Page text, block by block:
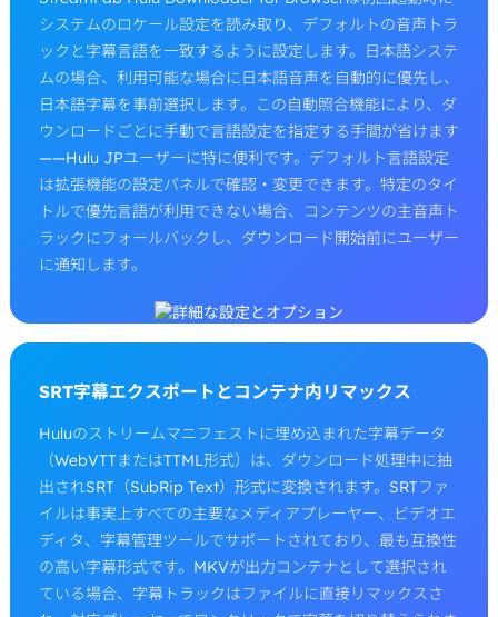
システムのロケール設定を読み取り、デフォルトの音声トラ
ックと字幕言語を一致するように設定します。日本語システ
ムの場合、利用可能な場合に日本語音声を自動的に優先し、
日本語字幕を事前選択します。この自動照合機能により、ダ
ウンロードごとに手動で言語設定を指定する手間が省けます
——Hulu JPユーザーに特に便利です。デフォルト言語設定
は拡張機能の設定パネルで確認・変更できます。特定のタイ
トルで優先言語が利用できない場合、コンテンツの主音声ト
ラックにフォールバックし、ダウンロード開始前にユーザー
に通知します。
SRT字幕エクスポートとコンテナ内リマックス
Huluのストリームマニフェストに埋め込まれた字幕データ
（WebVTTまたはTTML形式）は、ダウンロード処理中に抽
出されSRT（SubRip Text）形式に変換されます。SRTファ
イルは事実上すべての主要なメディアプレーヤー、ビデオエ
ディタ、字幕管理ツールでサポートされており、最も互換性
の高い字幕形式です。MKVが出力コンテナとして選択され
ている場合、字幕トラックはファイルに直接リマックスさ